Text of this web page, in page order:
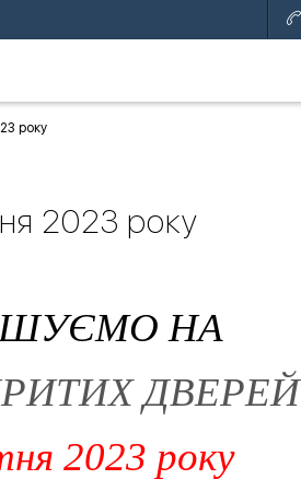
року
2023 року
НА
ДВЕРЕЙ
2023 року